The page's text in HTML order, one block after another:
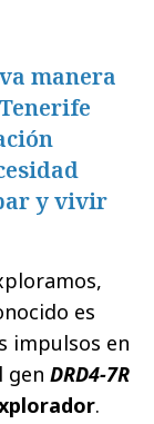
manera
y vivir
es
impulsos en
gen DRD4-7R
.